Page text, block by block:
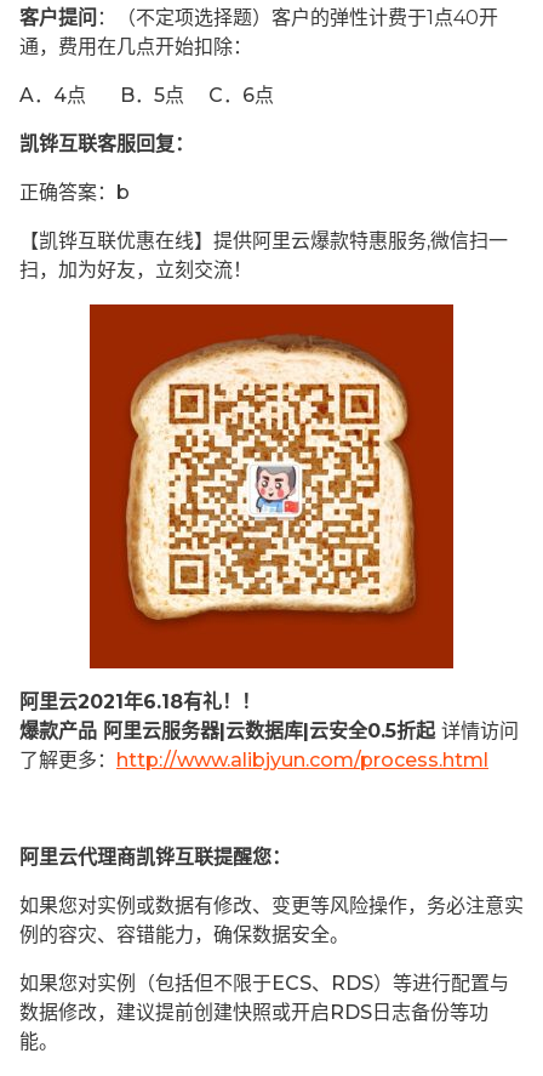
客户提问 ：（不定项选择题）客户的弹性计费于1点40开
通，费用在几点开始扣除：
A．4点 B．5点 C．6点
凯铧互联客服回复：
正确答案：b
【凯铧互联优惠在线】提供阿里云爆款特惠服务,微信扫一
扫，加为好友，立刻交流！
阿里云2021年6.18有礼！！
爆款产品 阿里云服务器|云数据库|云安全0.5折起 详情访问
了解更多： http://www.alibjyun.com/process.html
阿里云代理商凯铧互联提醒您：
如果您对实例或数据有修改、变更等风险操作，务必注意实
例的容灾、容错能力，确保数据安全。
如果您对实例（包括但不限于ECS、RDS）等进行配置与
数据修改，建议提前创建快照或开启RDS日志备份等功
能。